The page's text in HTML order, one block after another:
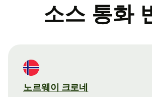
소스 통화
노르웨이 크로네